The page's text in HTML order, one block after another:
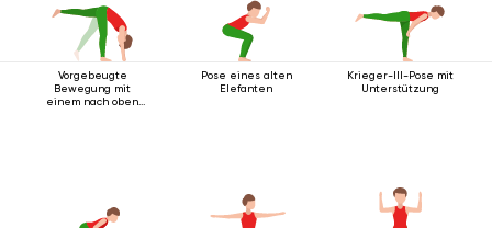
Vorgebeugte
Bewegung mit
einem nach oben
Pose eines alten
Elefanten
Krieger-III-Pose mit
Unterstützung